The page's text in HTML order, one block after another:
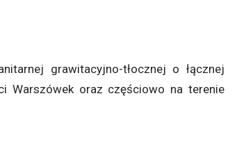
grawitacyjno-tłocznej o łącznej
Warszówek oraz częściowo na terenie